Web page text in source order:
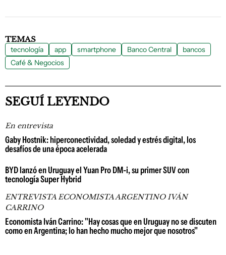
TEMAS
tecnología app smartphone Banco Central
bancos
Café & Negocios
SEGUÍ LEYENDO
En entrevista
Gaby Hostnik: hiperconectividad, soledad y estrés digital, los
desafíos de una época acelerada
BYD lanzó en Uruguay el Yuan Pro DM-i, su primer SUV con
tecnología Super Hybrid
ENTREVISTA ECONOMISTA ARGENTINO IVÁN
CARRINO
Economista Iván Carrino: "Hay cosas que en Uruguay no se discuten
como en Argentina; lo han hecho mucho mejor que nosotros"